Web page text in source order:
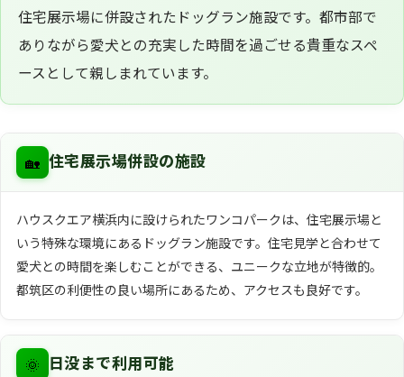
住宅展示場に併設されたドッグラン施設です。都市部で
ありながら愛犬との充実した時間を過ごせる貴重なスペ
ースとして親しまれています。
🏡 住宅展示場併設の施設
ハウスクエア横浜内に設けられたワンコパークは、住宅展示場と
いう特殊な環境にあるドッグラン施設です。住宅見学と合わせて
愛犬との時間を楽しむことができる、ユニークな立地が特徴的。
都筑区の利便性の良い場所にあるため、アクセスも良好です。
🌞 日没まで利用可能